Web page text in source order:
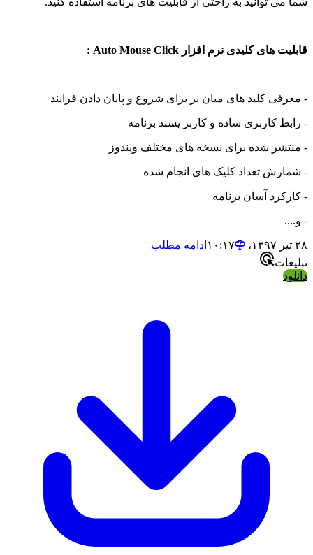
قابلیت های کلیدی نرم افزار Auto Mouse Click :
- معرفی کلید های میان بر برای شروع و پایان دادن فرایند
- رابط کاربری ساده و کاربر پسند برنامه
- منتشر شده برای نسخه های مختلف ویندوز
- شمارش تعداد کلیک های انجام شده
- کارکرد آسان برنامه
- و....
۲۸ تیر ۱۳۹۷،‏ ۱۰:۱۷
ادامه مطلب
تبلیغات
دانلود